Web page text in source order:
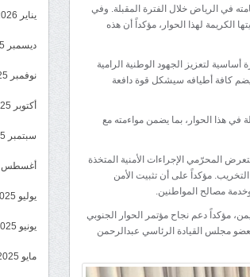
في الرياض خلال الفترة المقبلة. وفي
الكريمة لهذا الحوار، مؤكداً أن هذه
لتعزيز الجهود الوطنية الرامية
كافة أطيافه سيشكل قوة دافعة
هذا الحوار، بما يضمن مواءمته مع
المحرّمي الإجراءات الأمنية المتخذة
مؤكداً على أن تثبيت الأمن
مصالح المواطنين.
مؤكداً دعم نجاح مؤتمر الحوار الجنوبي
مجلس القيادة الرئاسي عبدالرحمن
يناير 2026
ديسمبر 2025
نوفمبر 2025
أكتوبر 2025
سبتمبر 2025
أغسطس 2025
يوليو 2025
يونيو 2025
مايو 2025